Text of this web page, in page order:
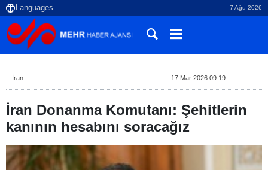
7 Ağu 2026
İran 17 Mar 2026 09:19
İran Donanma Komutanı: Şehitlerin
kanının hesabını soracağız